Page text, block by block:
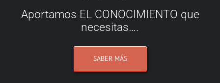
Aportamos EL CONOCIMIENTO que
necesitas….
SABER MÁS